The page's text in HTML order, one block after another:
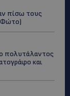
πίσω τους
πολυτάλαντος
και